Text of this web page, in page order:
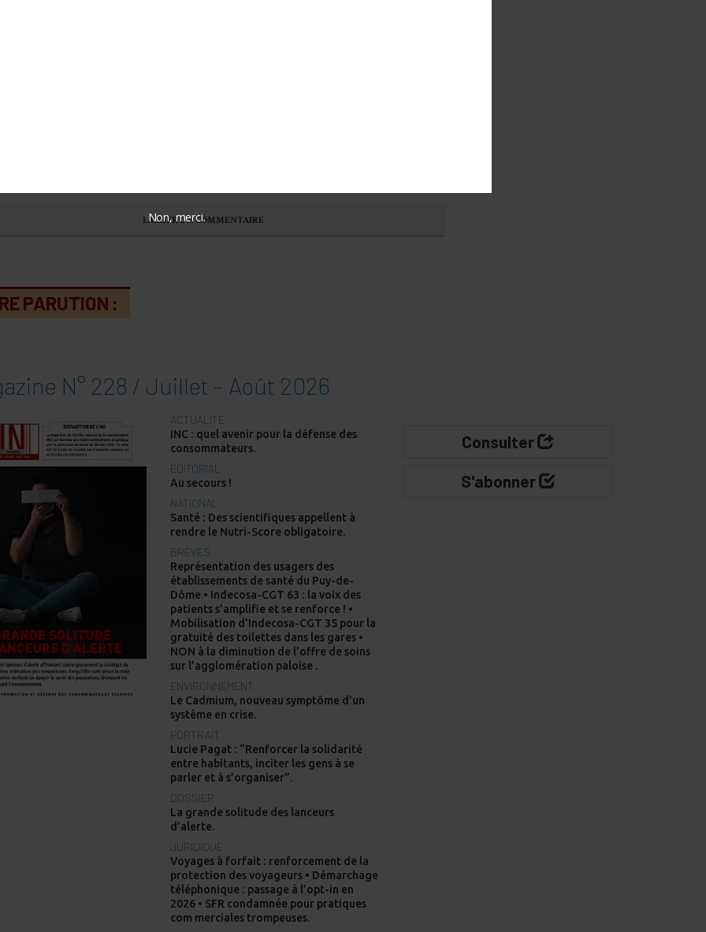
INC : quel avenir pour la défense des
ÉDITORIAL
Au secours !
Santé : Des scientifiques appellent à
rendre le Nutri-Score obligatoire.
BREVES
Représentation des usagers des
établissements de santé du Puy-de-
Dôme • Indecosa-CGT 63 : la voix des
patients s’amplifie et se renforce ! •
Mobilisation d’Indecosa-CGT 35 pour la
gratuité des toilettes dans les gares •
NON à la diminution de l’offre de soins
sur l’agglomération paloise .
ENVIRONNEMENT
Le Cadmium, nouveau symptôme d’un
système en crise.
PORTRAIT
Lucie Pagat : “Renforcer la solidarité
entre habitants, inciter les gens à se
parler et à s’organiser”.
DOSSIER
La grande solitude des lanceurs
d’alerte.
JURIDIQUE
Voyages à forfait : renforcement de la
protection des voyageurs • Démarchage
téléphonique : passage à l’opt-in en
2026 • SFR condamnée pour pratiques
com merciales trompeuses.
CULTURE
« Du fascisme historique au nouveau
fascisme » • Berlin 1933 sur le vif •
S'abonner
Non, merci.